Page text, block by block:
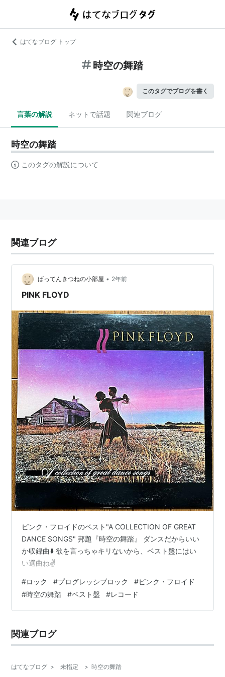
はてなブログ トップ
時空の舞踏
このタグでブログを書く
言葉の解説 ネットで話題 関連ブログ
時空の舞踏
このタグの解説について
関連ブログ
ばってんきつねの小部屋 • 2年前
PINK FLOYD
ピンク・フロイドのベスト"A COLLECTION OF GREAT
DANCE SONGS" 邦題『時空の舞踏』 ダンスだからいい
か収録曲⬇️ 欲を言っちゃキリないから、ベスト盤にはい
い選曲ね✌️
#ロック #プログレッシブロック #ピンク・フロイド
#時空の舞踏 #ベスト盤 #レコード
関連ブログ
はてなブログ > 未指定 > 時空の舞踏